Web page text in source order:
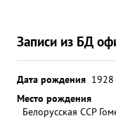
Записи из БД
Дата рождения 1928
Место рождения
Белорусская ССР